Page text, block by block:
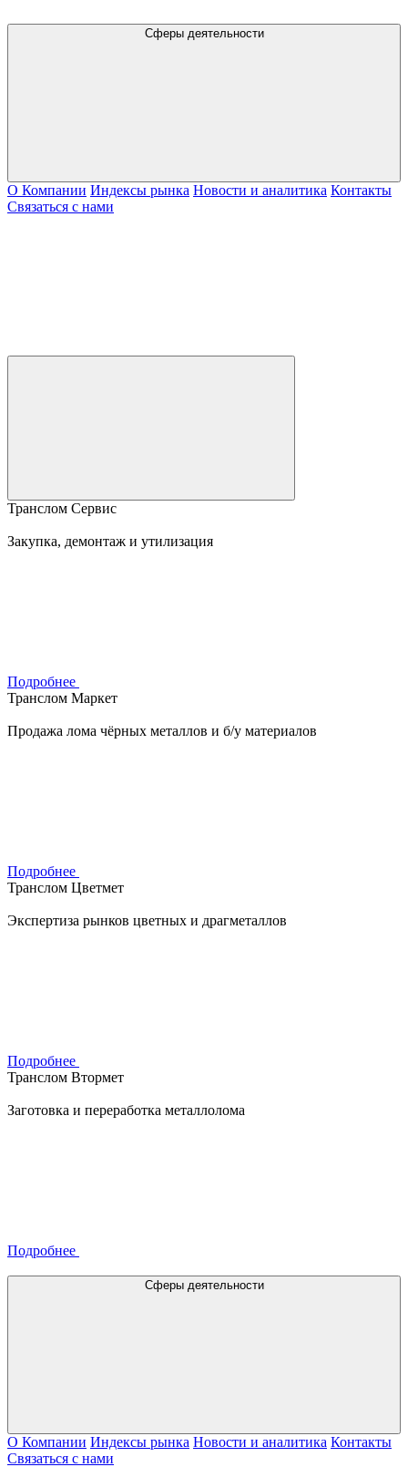
Сферы деятельности
О Компании Индексы рынка Новости и аналитика Контакты
Связаться с нами
Транслом Сервис
Закупка, демонтаж и утилизация
Подробнее
Транслом Маркет
Продажа лома чёрных металлов и б/у материалов
Подробнее
Транслом Цветмет
Экспертиза рынков цветных и драгметаллов
Подробнее
Транслом Втормет
Заготовка и переработка металлолома
Подробнее
Сферы деятельности
О Компании Индексы рынка Новости и аналитика Контакты
Связаться с нами